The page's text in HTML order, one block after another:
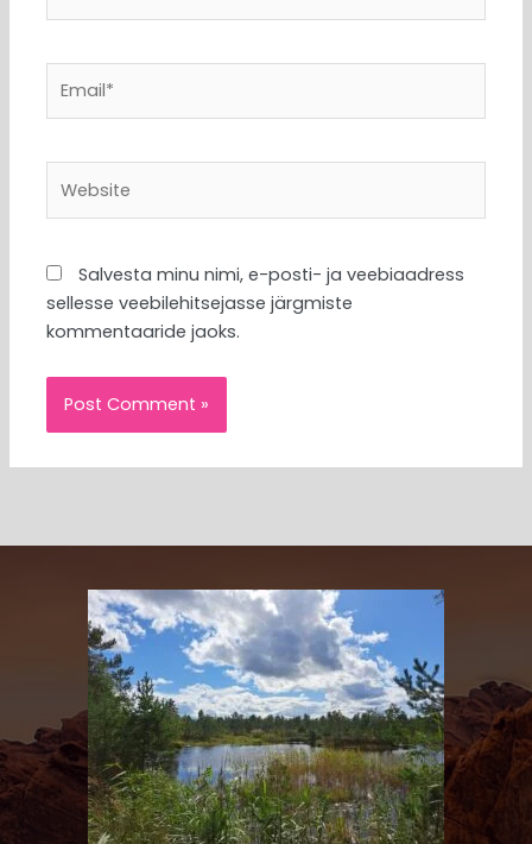
Salvesta minu nimi, e-posti- ja veebiaadress
sellesse veebilehitsejasse järgmiste
kommentaaride jaoks.